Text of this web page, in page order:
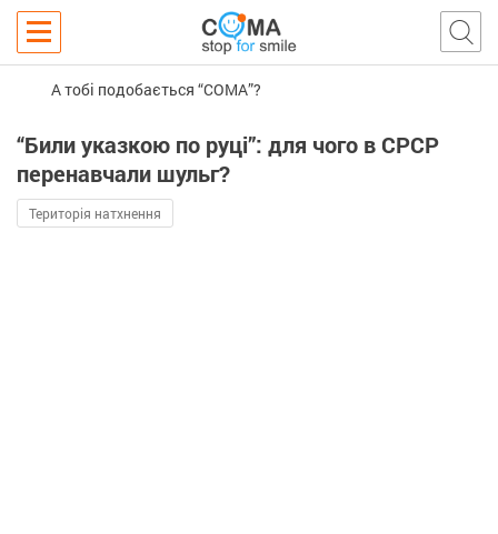
А тобі подобається “COMA”?
“Били указкою по руці”: для чого в СРСР
перенавчали шульг?
Територія натхнення